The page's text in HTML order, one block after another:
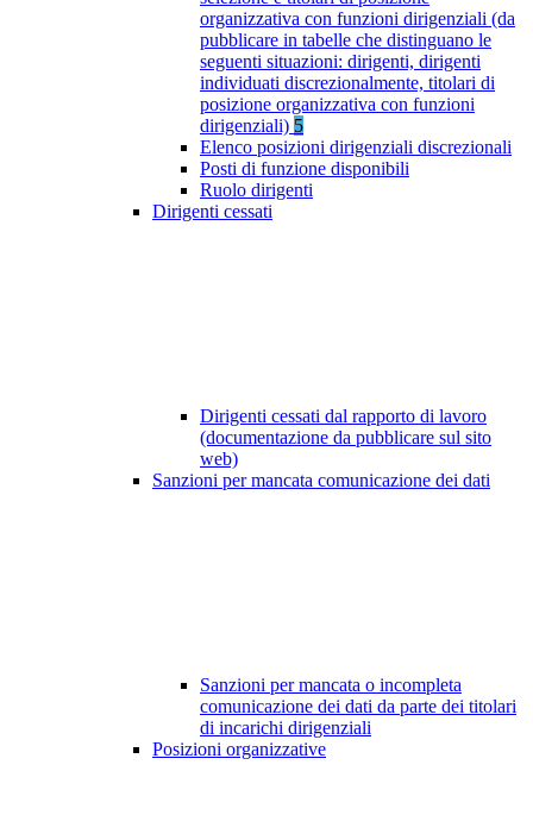
organizzativa con funzioni dirigenziali (da
pubblicare in tabelle che distinguano le
seguenti situazioni: dirigenti, dirigenti
individuati discrezionalmente, titolari di
posizione organizzativa con funzioni
dirigenziali) 5
Elenco posizioni dirigenziali discrezionali
Posti di funzione disponibili
Ruolo dirigenti
Dirigenti cessati
Dirigenti cessati dal rapporto di lavoro
(documentazione da pubblicare sul sito
web)
Sanzioni per mancata comunicazione dei dati
Sanzioni per mancata o incompleta
comunicazione dei dati da parte dei titolari
di incarichi dirigenziali
Posizioni organizzative